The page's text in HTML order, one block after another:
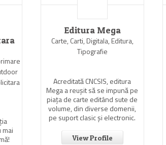
mai
Editura Mega
Carte, Carti, Digitala, Editura,
Tipografie
Acreditată CNCSIS, editura
Mega a reuşit să se impună pe
piaţa de carte editând sute de
volume, din diverse domenii,
pe suport clasic şi electronic.
View Profile